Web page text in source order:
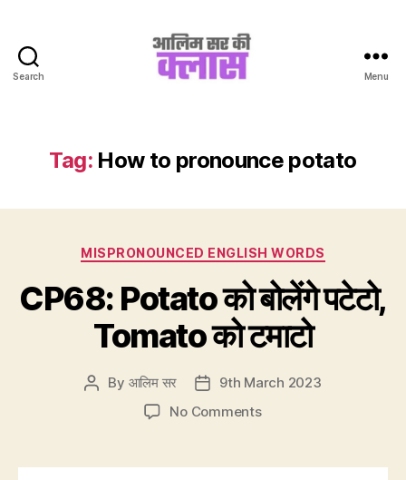
Search
Class
Menu
Tag: How to pronounce potato
Categories
MISPRONOUNCED ENGLISH WORDS
CP68: Potato को बोलेंगे पटेटो,
Tomato को टमाटो
Post
By आलिम सर
Post9th March 2023
No Commentson
को